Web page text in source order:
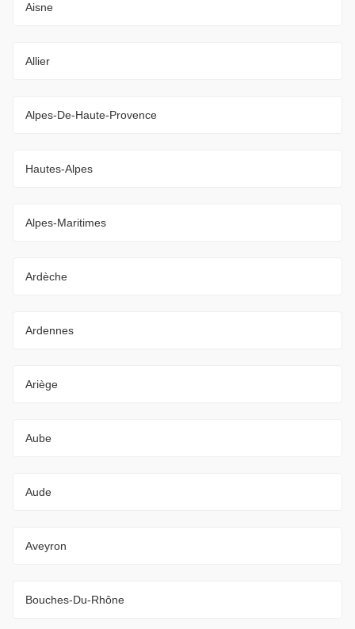
Aisne
Allier
Alpes-De-Haute-Provence
Hautes-Alpes
Alpes-Maritimes
Ardèche
Ardennes
Ariège
Aube
Aude
Aveyron
Bouches-Du-Rhône